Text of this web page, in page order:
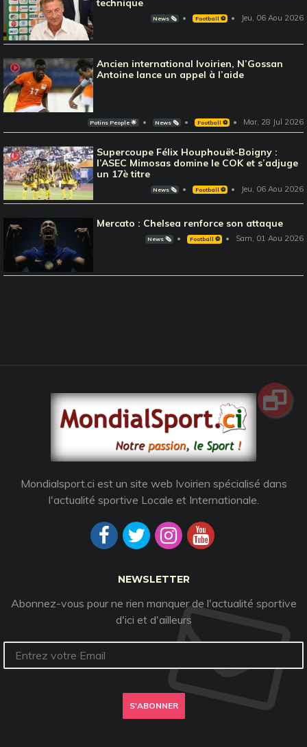
technique
News 🗞️ Football ⚽️ Jeu, 06 Aou 2026
Ancien international Ivoirien, N’Gossan
Antoine lance un appel à l’aide
Potins People 🌟 News 🗞️ Football ⚽️ Mar, 28 Jul 2026
Supercoupe Félix Houphouët-Boigny :
l’ASEC Mimosas domine le COK et s’adjuge
un 17è titre
News 🗞️ Football ⚽️ Jeu, 06 Aou 2026
Mercato : Chelsea renforce son attaque
News 🗞️ Football ⚽️ Sam, 01 Aou 2026
Mondialsport.ci est un site web Ivoirien spécialisé dans
l'actualité sportive Locale et Internationale.
NEWSLETTER
Abonnez-vous pour ne rien manquer de l'actualité sportive
d'ici et d'ailleurs
S'ABONNER